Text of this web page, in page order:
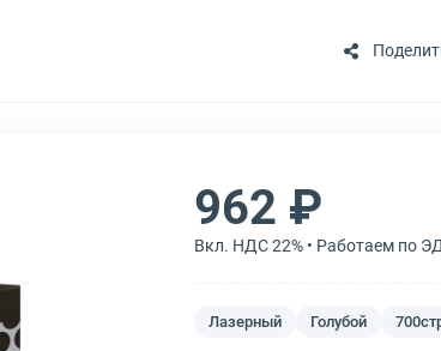
962 ₽
Вкл. НДС 22% • Работаем по
Лазерный Голубой